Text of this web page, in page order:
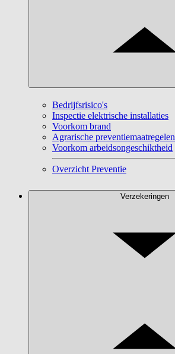
Bedrijfsrisico's
Inspectie elektrische installaties
Voorkom brand
Agrarische preventiemaatregelen
Voorkom arbeidsongeschiktheid
Overzicht Preventie
Verzekeringen